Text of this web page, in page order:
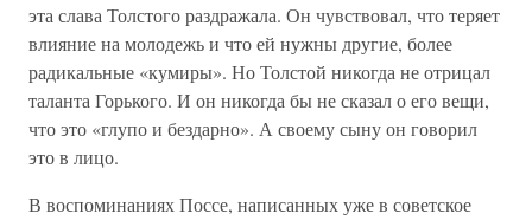
эта слава Толстого раздражала. Он чувствовал, что теряет
влияние на молодежь и что ей нужны другие, более
радикальные «кумиры». Но Толстой никогда не отрицал
таланта Горького. И он никогда бы не сказал о его вещи,
что это «глупо и бездарно». А своему сыну он говорил
это в лицо.
В воспоминаниях Поссе, написанных уже в советское